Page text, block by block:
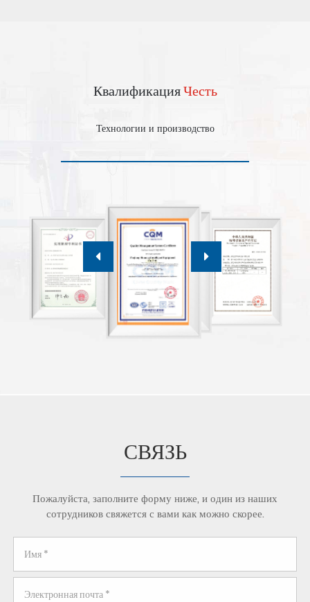
КвалификацияЧесть
Технологии и производство
СВЯЗЬ
Пожалуйста, заполните форму ниже, и один из наших
сотрудников свяжется с вами как можно скорее.